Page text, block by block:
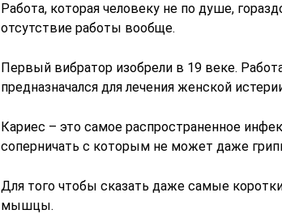
Работа, которая человеку не по душе,
отсутствие работы вообще.
Первый вибратор изобрели в 19 веке.
предназначался для лечения женской
Кариес – это самое распространенное
соперничать с которым не может даже
Для того чтобы сказать даже самые
мышцы.